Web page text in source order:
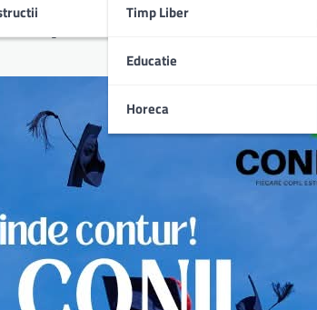
Timp Liber
Educatie
Horeca
la autonomia